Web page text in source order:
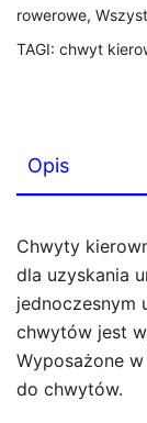
rowerowe,
TAGI: chwyt
Opis
Chwyty
dla uzyskania
jednoczesnym
chwytów jest
Wyposażone
do chwytów.